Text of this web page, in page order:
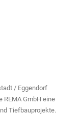
/ Eggendorf
GmbH eine
Tiefbauprojekte.